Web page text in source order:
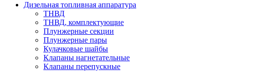
Дизельная топливная аппаратура
ТНВД
ТНВД, комплектующие
Плунжерные секции
Плунжерные пары
Кулачковые шайбы
Клапаны нагнетательные
Клапаны перепускные